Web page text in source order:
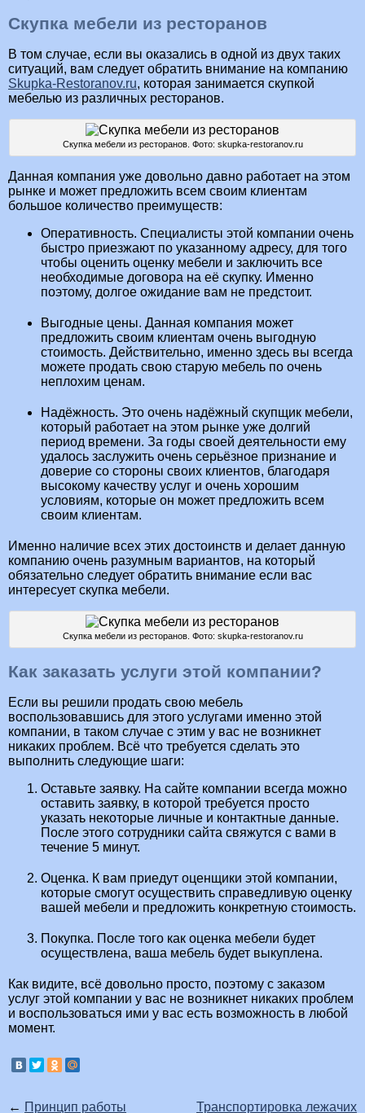
Скупка мебели из ресторанов
В том случае, если вы оказались в одной из двух таких
ситуаций, вам следует обратить внимание на компанию
Skupka-Restoranov.ru, которая занимается скупкой
мебелью из различных ресторанов.
Скупка мебели из ресторанов. Фото: skupka-restoranov.ru
Данная компания уже довольно давно работает на этом
рынке и может предложить всем своим клиентам
большое количество преимуществ:
Оперативность. Специалисты этой компании очень
быстро приезжают по указанному адресу, для того
чтобы оценить оценку мебели и заключить все
необходимые договора на её скупку. Именно
поэтому, долгое ожидание вам не предстоит.
Выгодные цены. Данная компания может
предложить своим клиентам очень выгодную
стоимость. Действительно, именно здесь вы всегда
можете продать свою старую мебель по очень
неплохим ценам.
Надёжность. Это очень надёжный скупщик мебели,
который работает на этом рынке уже долгий
период времени. За годы своей деятельности ему
удалось заслужить очень серьёзное признание и
доверие со стороны своих клиентов, благодаря
высокому качеству услуг и очень хорошим
условиям, которые он может предложить всем
своим клиентам.
Именно наличие всех этих достоинств и делает данную
компанию очень разумным вариантов, на который
обязательно следует обратить внимание если вас
интересует скупка мебели.
Скупка мебели из ресторанов. Фото: skupka-restoranov.ru
Как заказать услуги этой компании?
Если вы решили продать свою мебель
воспользовавшись для этого услугами именно этой
компании, в таком случае с этим у вас не возникнет
никаких проблем. Всё что требуется сделать это
выполнить следующие шаги:
Оставьте заявку. На сайте компании всегда можно
оставить заявку, в которой требуется просто
указать некоторые личные и контактные данные.
После этого сотрудники сайта свяжутся с вами в
течение 5 минут.
Оценка. К вам приедут оценщики этой компании,
которые смогут осуществить справедливую оценку
вашей мебели и предложить конкретную стоимость.
Покупка. После того как оценка мебели будет
осуществлена, ваша мебель будет выкуплена.
Как видите, всё довольно просто, поэтому с заказом
услуг этой компании у вас не возникнет никаких проблем
и воспользоваться ими у вас есть возможность в любой
момент.
← Принцип работы Транспортировка лежачих